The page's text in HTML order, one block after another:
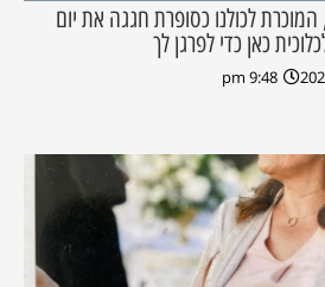
המוכרת לכולנו כסופרת חגגה את יום
כאן כדי לפרגן לך
9:48 pm